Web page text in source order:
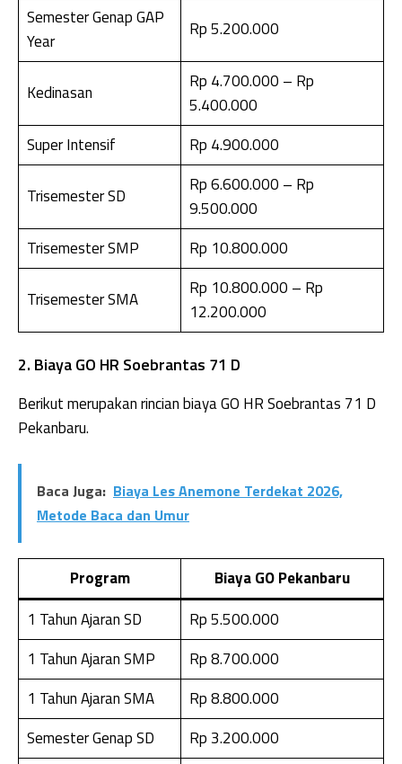
Semester Genap GAP
Year
Rp 5.200.000
Kedinasan
Rp 4.700.000 – Rp
5.400.000
Super Intensif
Rp 4.900.000
Trisemester SD
Rp 6.600.000 – Rp
9.500.000
Trisemester SMP
Rp 10.800.000
Trisemester SMA
Rp 10.800.000 – Rp
12.200.000
2. Biaya GO HR Soebrantas 71 D
Berikut merupakan rincian biaya GO HR Soebrantas 71 D
Pekanbaru.
Baca Juga: Biaya Les Anemone Terdekat 2026,
Metode Baca dan Umur
Program
Biaya GO Pekanbaru
1 Tahun Ajaran SD
Rp 5.500.000
1 Tahun Ajaran SMP
Rp 8.700.000
1 Tahun Ajaran SMA
Rp 8.800.000
Semester Genap SD
Rp 3.200.000